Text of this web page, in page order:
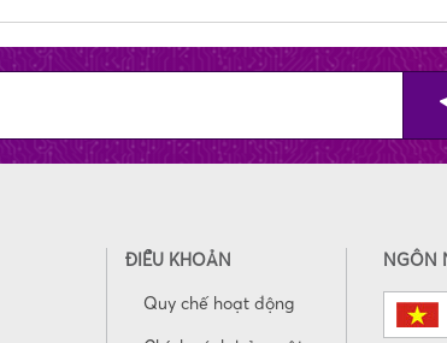
ĐIỀU KHOẢN
Quy chế hoạt động
NGÔN